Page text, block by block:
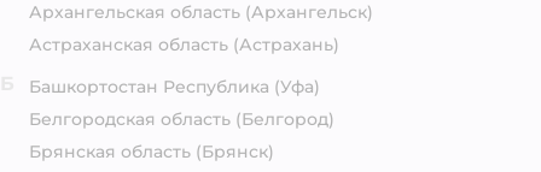
Архангельская область (Архангельск)
Астраханская область (Астрахань)
Башкортостан Республика (Уфа)
Белгородская область (Белгород)
Брянская область (Брянск)